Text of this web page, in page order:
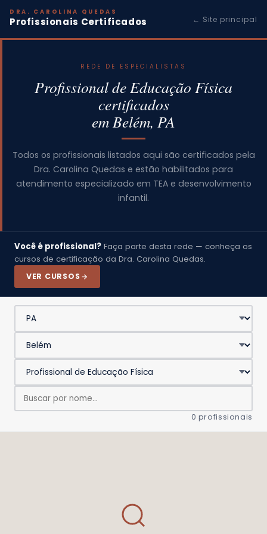
DRA. CAROLINA QUEDAS
Profissionais Certificados ← Site principal
REDE DE ESPECIALISTAS
Profissional de Educação Física
certificados
em Belém, PA
Todos os profissionais listados aqui são certificados pela
Dra. Carolina Quedas e estão habilitados para
atendimento especializado em TEA e desenvolvimento
infantil.
Você é profissional? Faça parte desta rede — conheça os
cursos de certificação da Dra. Carolina Quedas.
VER CURSOS
0 profissionais